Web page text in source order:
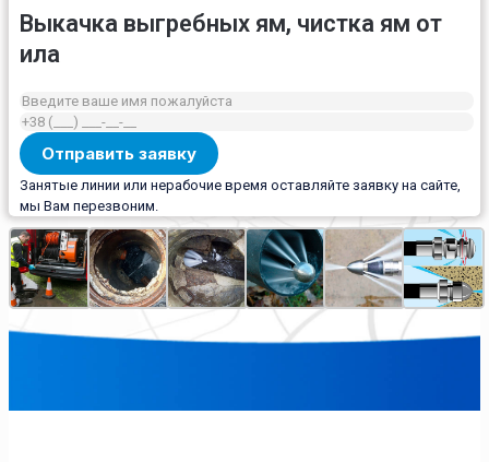
Выкачка выгребных ям, чистка ям от
ила
Занятые линии или нерабочие время оставляйте заявку на сайте,
мы Вам перезвоним.